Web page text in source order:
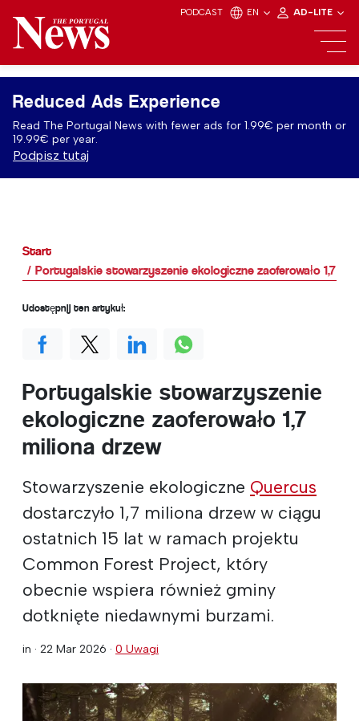
PODCAST EN AD-LITE
Reduced Ads Experience
Read The Portugal News with fewer ads for 1.99€ per month or
19.99€ per year.
Podpisz tutaj
Start
Portugalskie stowarzyszenie ekologiczne zaoferowało 1,7
Portugalskie stowarzyszenie
ekologiczne zaoferowało 1,7
miliona drzew
Stowarzyszenie ekologiczne Quercus
dostarczyło 1,7 miliona drzew w ciągu
ostatnich 15 lat w ramach projektu
Common Forest Project, który
obecnie wspiera również gminy
dotknięte niedawnymi burzami.
in · 22 Mar 2026 · 0 Uwagi
Udostępnij ten artykuł: